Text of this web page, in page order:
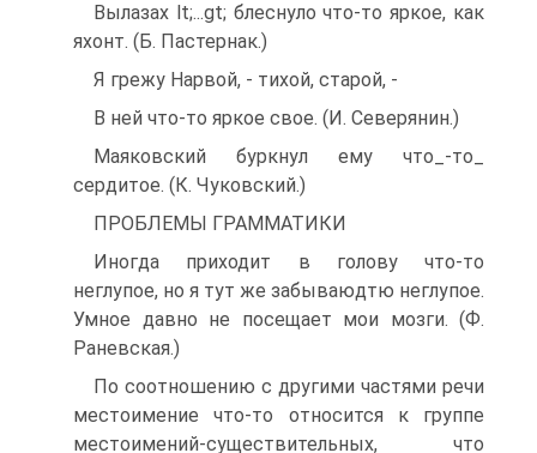
Вылазах lt;...gt; блеснуло что-то яркое, как
яхонт. (Б. Пастернак.)
Я грежу Нарвой, - тихой, старой, -
В ней что-то яркое свое. (И. Северянин.)
Маяковский буркнул ему что_-то_
сердитое. (К. Чуковский.)
ПРОБЛЕМЫ ГРАММАТИКИ
Иногда приходит в голову что-то
неглупое, но я тут же забываюдтю неглупое.
Умное давно не посещает мои мозги. (Ф.
Раневская.)
По соотношению с другими частями речи
местоимение что-то относится к группе
местоимений-существительных, что